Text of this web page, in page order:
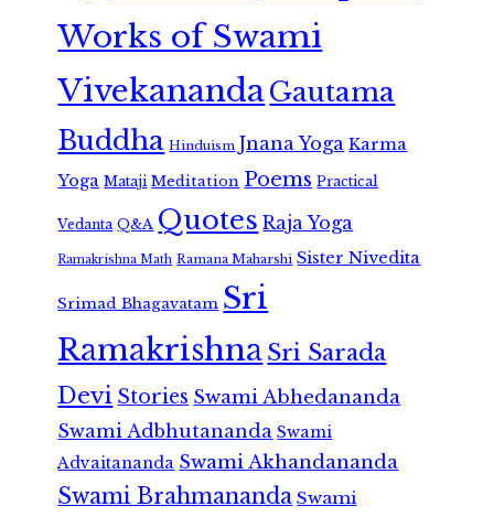
Works of Swami
VivekanandaGautama
Buddha Hinduism Jnana Yoga Karma
Yoga Mataji Meditation Poems Practical
Vedanta Q&A Quotes Raja Yoga
Ramakrishna Math Ramana Maharshi Sister Nivedita
Srimad Bhagavatam Sri
RamakrishnaSri Sarada
Devi Stories Swami Abhedananda
Swami Adbhutananda Swami
Advaitananda Swami Akhandananda
Swami Brahmananda Swami